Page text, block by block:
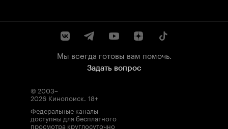
Мы всегда готовы вам помочь.
Задать вопрос
© 2003–
2026 Кинопоиск. 18+
Федеральные каналы
доступны для бесплатного
просмотра круглосуточно